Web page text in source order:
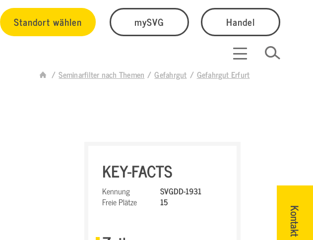
Standort wählen mySVG Handel
Seminarfilter nach Themen Gefahrgut Gefahrgut Erfurt
Kontakt
KEY-FACTS
Kennung
SVGDD-1931
Freie Plätze
15